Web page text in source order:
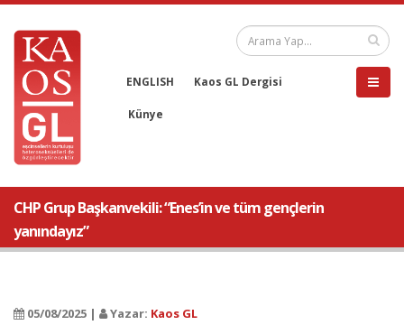
ENGLISH Kaos GL Dergisi
Künye
CHP Grup Başkanvekili: “Enes’in ve tüm gençlerin
yanındayız”
05/08/2025 | Yazar: Kaos GL